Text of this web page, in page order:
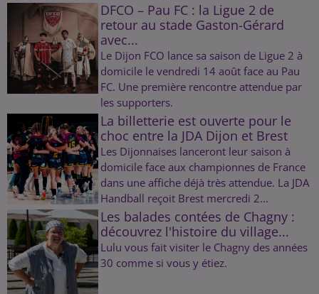
DFCO – Pau FC : la Ligue 2 de
retour au stade Gaston-Gérard
avec...
Le Dijon FCO lance sa saison de Ligue 2 à
domicile le vendredi 14 août face au Pau
FC. Une première rencontre attendue par
les supporters.
La billetterie est ouverte pour le
choc entre la JDA Dijon et Brest
Les Dijonnaises lanceront leur saison à
domicile face aux championnes de France
dans une affiche déjà très attendue. La JDA
Handball reçoit Brest mercredi 2...
Les balades contées de Chagny :
découvrez l'histoire du village...
Lulu vous fait visiter le Chagny des années
30 comme si vous y étiez.